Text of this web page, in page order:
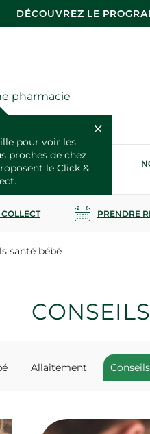
DÉCOUVREZ LE
pharmacie
pour voir les
proches de chez
le Click &
NOS SERVICES
SANTÉ
PRENDRE
santé bébé
Allaitement